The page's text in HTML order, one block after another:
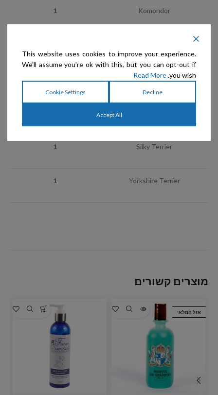
Komondor
1
Saluki
Silky Terrier
1
Yorkshire Terrier
1
מוצרים קשורים
אזל המלאי
This website uses cookies to improve your experience.
We'll assume you're ok with this, but you can opt-out if
you wish.
Read More
Decline
Cookie Settings
Accept All